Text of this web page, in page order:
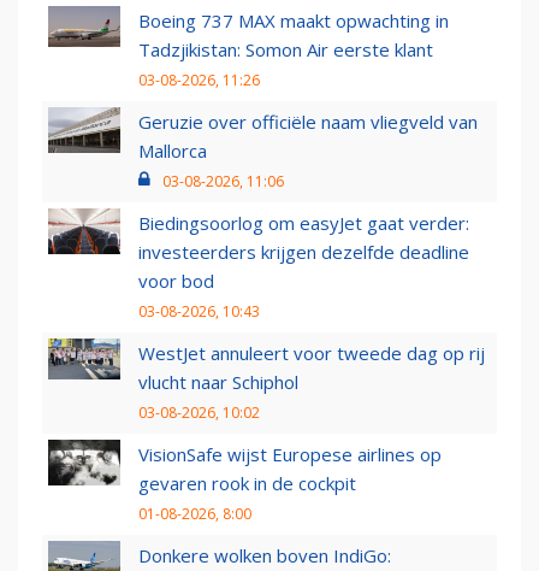
Boeing 737 MAX maakt opwachting in
Tadzjikistan: Somon Air eerste klant
03-08-2026, 11:26
Geruzie over officiële naam vliegveld van
Mallorca
03-08-2026, 11:06
Biedingsoorlog om easyJet gaat verder:
investeerders krijgen dezelfde deadline
voor bod
03-08-2026, 10:43
WestJet annuleert voor tweede dag op rij
vlucht naar Schiphol
03-08-2026, 10:02
VisionSafe wijst Europese airlines op
gevaren rook in de cockpit
01-08-2026, 8:00
Donkere wolken boven IndiGo: